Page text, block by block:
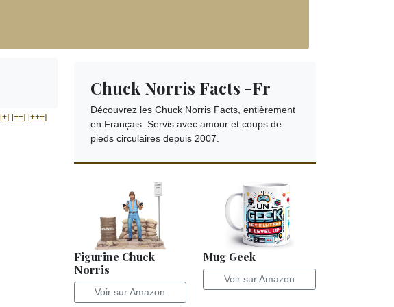
[+] [++] [+++]
Chuck Norris Facts -Fr
Découvrez les Chuck Norris Facts, entièrement
en Français. Servis avec amour et coups de
pieds circulaires depuis 2007.
Figurine Chuck
Norris
Voir sur Amazon
Mug Geek
Voir sur Amazon